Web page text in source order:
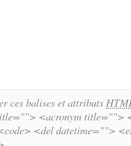
ces balises et attributs
<acronym title="">
<del datetime="">